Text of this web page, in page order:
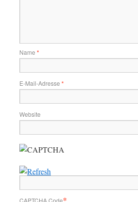
Name *
E-Mail-Adresse *
Website
CAPTCHA Code